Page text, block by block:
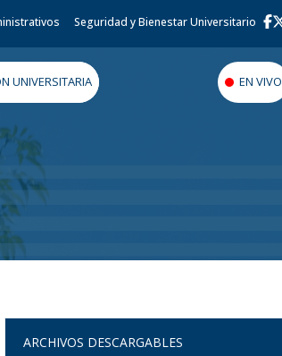
Seguridad y Bienestar Universitario
UNIVERSITARIA EN VIVO
ARCHIVOS DESCARGABLES